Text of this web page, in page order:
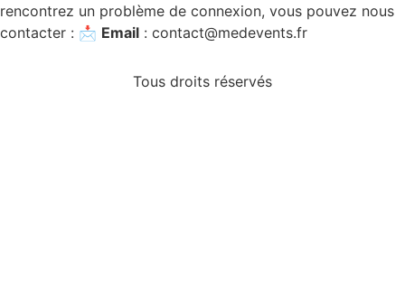
rencontrez un problème de connexion, vous pouvez nous
contacter : 📩 Email : contact@medevents.fr
Tous droits réservés